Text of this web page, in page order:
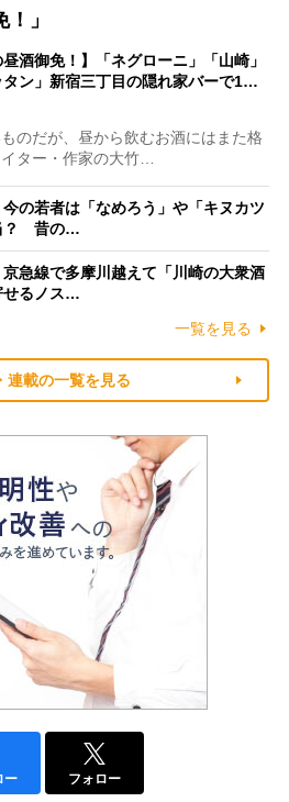
」
昼酒御免！】「ネグローニ」「山崎」
タン」新宿三丁目の隠れ家バーで1…
のだが、昼から飲むお酒にはまた格
ター・作家の大竹…
今の若者は「なめろう」や「キヌカツ
？ 昔の…
京急線で多摩川越えて「川崎の大衆酒
るノス…
一覧を見る
連載の一覧を見る
ー フォロー